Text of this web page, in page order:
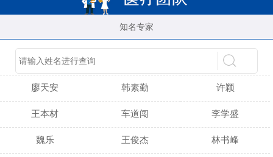
知名专家
陈育玲 吴晓桃
廖天安 韩素勤 许颖
王本材 车道闯 李学盛
魏乐 王俊杰 林书峰